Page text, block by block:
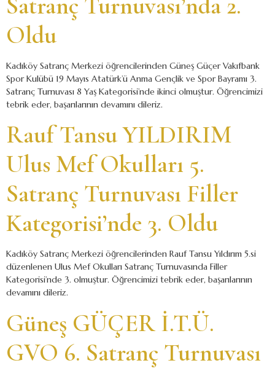
Oldu
Kadıköy Satranç Merkezi öğrencilerinden Güneş Güçer Vakıfbank
Spor Kulübü 19 Mayıs Atatürk’ü Anma Gençlik ve Spor Bayramı 3.
Satranç Turnuvası 8 Yaş Kategorisi’nde ikinci olmuştur. Öğrencimizi
tebrik eder, başarılarının devamını dileriz.
Rauf Tansu YILDIRIM
Ulus Mef Okulları 5.
Satranç Turnuvası Filler
Kategorisi’nde 3. Oldu
Kadıköy Satranç Merkezi öğrencilerinden Rauf Tansu Yıldırım 5.si
düzenlenen Ulus Mef Okulları Satranç Turnuvasında Filler
Kategorisi’nde 3. olmuştur. Öğrencimizi tebrik eder, başarılarının
devamını dileriz.
Güneş GÜÇER İ.T.Ü.
GVO 6. Satranç Turnuvası